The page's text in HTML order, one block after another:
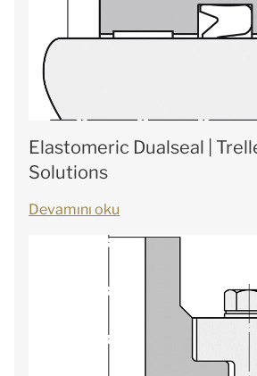
Elastomeric Dualseal |
Solutions
Devamını oku